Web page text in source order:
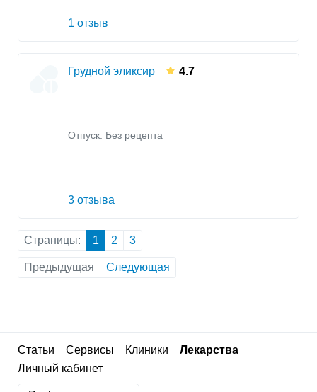
1 отзыв
Грудной эликсир 4.7
Отпуск: Без рецепта
3 отзыва
Страницы: 1 2 3
Предыдущая Следующая
Статьи Сервисы Клиники
Лекарства
Личный кабинет